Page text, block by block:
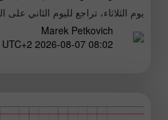
يوم الثلاثاء، تراجع لليوم الثاني على
Marek Petkovich
08:02 2026-08-07 UTC+2